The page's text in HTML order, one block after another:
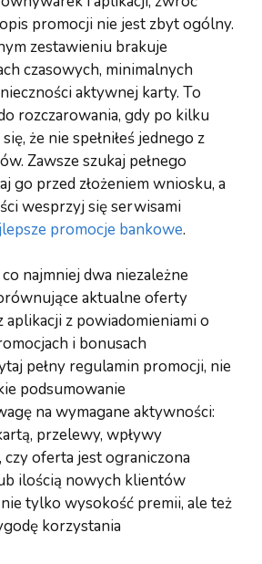
promocji nie jest zbyt ogólny.
zestawieniu brakuje
czasowych, minimalnych
aktywnej karty. To
rozczarowania, gdy po kilku
że nie spełniłeś jednego z
Zawsze szukaj pełnego
go przed złożeniem wniosku, a
wesprzyj się serwisami
promocje bankowe.
najmniej dwa niezależne
aktualne oferty
aplikacji z powiadomieniami o
i bonusach
pełny regulamin promocji, nie
podsumowanie
na wymagane aktywności:
przelewy, wpływy
czy oferta jest ograniczona
ilością nowych klientów
tylko wysokość premii, ale też
korzystania